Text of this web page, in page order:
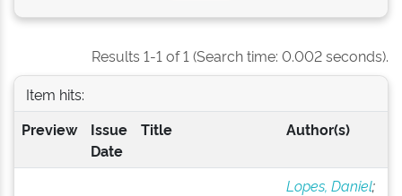
Results 1-1 of 1 (Search time: 0.002 seconds).
Item hits:
Preview
Issue
Date
Title Author(s)
Lopes, Daniel;